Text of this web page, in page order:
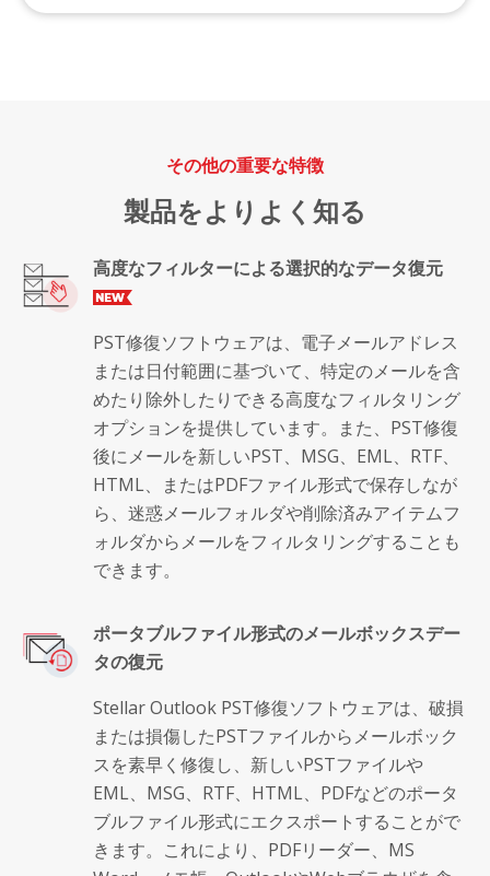
その他の重要な特徴
製品をよりよく知る
高度なフィルターによる選択的なデータ復元
PST修復ソフトウェアは、電子メールアドレス
または日付範囲に基づいて、特定のメールを含
めたり除外したりできる高度なフィルタリング
オプションを提供しています。また、PST修復
後にメールを新しいPST、MSG、EML、RTF、
HTML、またはPDFファイル形式で保存しなが
ら、迷惑メールフォルダや削除済みアイテムフ
ォルダからメールをフィルタリングすることも
できます。
ポータブルファイル形式のメールボックスデー
タの復元
Stellar Outlook PST修復ソフトウェアは、破損
または損傷したPSTファイルからメールボック
スを素早く修復し、新しいPSTファイルや
EML、MSG、RTF、HTML、PDFなどのポータ
ブルファイル形式にエクスポートすることがで
きます。これにより、PDFリーダー、MS